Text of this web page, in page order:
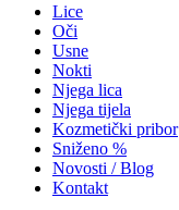
Lice
Oči
Usne
Nokti
Njega lica
Njega tijela
Kozmetički pribor
Sniženo %
Novosti / Blog
Kontakt